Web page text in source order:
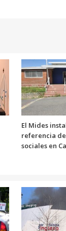
El Mides
referencia
sociales en